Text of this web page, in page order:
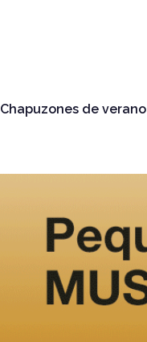
Chapuzones de verano